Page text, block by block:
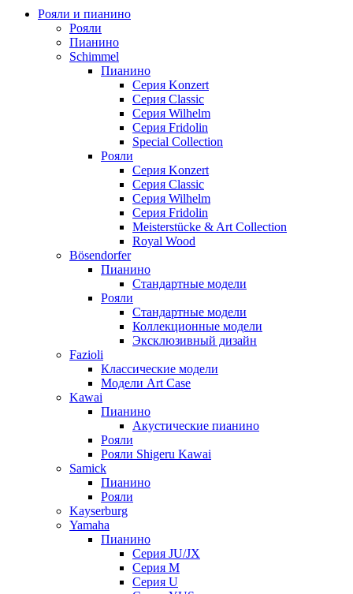
Рояли и пианино
Рояли
Пианино
Schimmel
Пианино
Серия Konzert
Серия Classic
Серия Wilhelm
Серия Fridolin
Special Collection
Рояли
Серия Konzert
Серия Classic
Серия Wilhelm
Серия Fridolin
Meisterstücke & Art Collection
Royal Wood
Bösendorfer
Пианино
Стандартные модели
Рояли
Стандартные модели
Коллекционные модели
Эксклюзивный дизайн
Fazioli
Классические модели
Модели Art Case
Kawai
Пианино
Акустические пианино
Рояли
Рояли Shigeru Kawai
Samick
Пианино
Рояли
Kayserburg
Yamaha
Пианино
Серия JU/JX
Серия M
Серия U